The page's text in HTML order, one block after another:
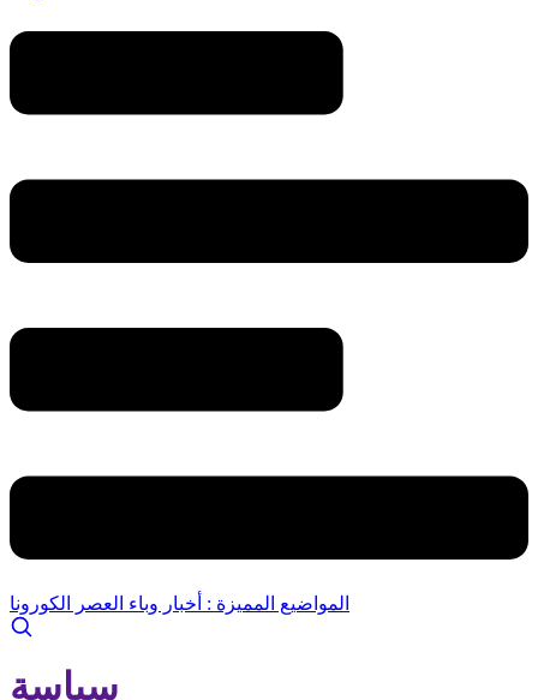
المواضيع المميزة : أخبار وباء العصر الكورونا
سياسة